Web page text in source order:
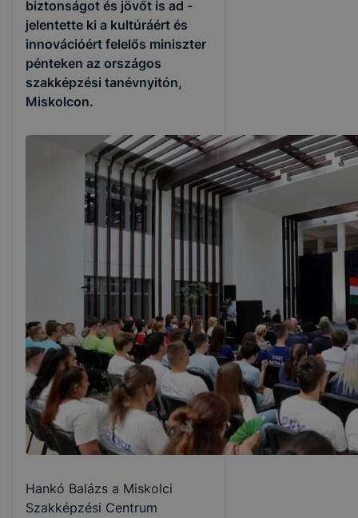
biztonságot és jövőt is ad -
jelentette ki a kultúráért és
innovációért felelős miniszter
pénteken az országos
szakképzési tanévnyitón,
Miskolcon.
Hankó Balázs a Miskolci
Szakképzési Centrum